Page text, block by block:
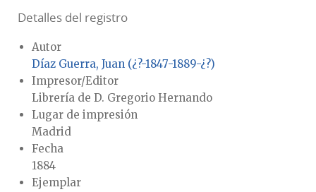
Detalles del registro
Autor
Díaz Guerra, Juan (¿?-1847-1889-¿?)
Impresor/Editor
Librería de D. Gregorio Hernando
Lugar de impresión
Madrid
Fecha
1884
Ejemplar